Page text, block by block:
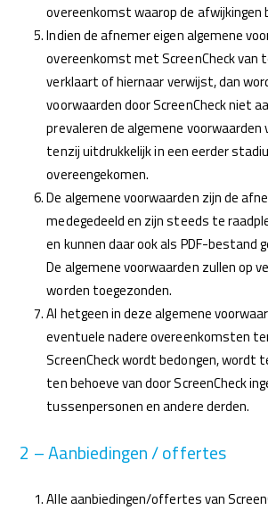
overeenkomst waarop de afwijkingen
Indien de afnemer eigen algemene
overeenkomst met ScreenCheck van
verklaart of hiernaar verwijst, dan
voorwaarden door ScreenCheck niet
prevaleren de algemene voorwaarden
tenzij uitdrukkelijk in een eerder
overeengekomen.
De algemene voorwaarden zijn de
medegedeeld en zijn steeds te
en kunnen daar ook als PDF-bestand
De algemene voorwaarden zullen op
worden toegezonden.
Al hetgeen in deze algemene
eventuele nadere overeenkomsten
ScreenCheck wordt bedongen, wordt
ten behoeve van door ScreenCheck
tussenpersonen en andere derden.
2 – Aanbiedingen / offertes
Alle aanbiedingen/offertes van